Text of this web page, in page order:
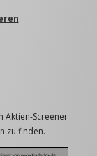
Aktien-Screener
zu finden.